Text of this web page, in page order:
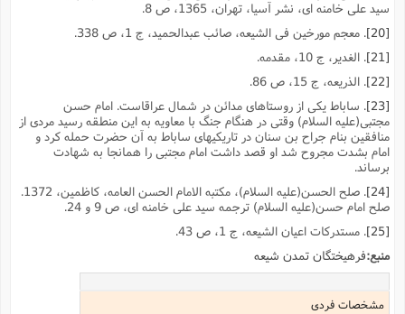
سید على خامنه اى، نشر آسیا، تهران، 1365، ص 8.
. معجم مورخین فى الشیعه، صائب عبدالحمید، ج 1، ص 338.
. الغدیر، ج 10، مقدمه.
. الذریعه، ج 15، ص 86.
. ساباط یکى از روستاهاى مدائن در شمال عراقاست. امام حسن
مجتبى(علیه السلام) وقتى در هنگام جنگ با معاویه به این منطقه رسید مردى از
منافقین بنام جراح بن سنان در تاریکیهاى ساباط به آن حضرت حمله کرد و
امام بشدت مجروح شد او قصد داشت امام مجتبى را همانجا به شهادت
برساند.
. صلح الحسن(علیه السلام)، مکتبه الامام الحسن العامه، کاظمین، 1372.
صلح امام حسن(علیه السلام) ترجمه سید على خامنه اى، ص 9 و 24.
. مستدرکات اعیان الشیعه، ج 1، ص 43.
منبع:فرهیختگان تمدن شیعه
مشخصات فردی